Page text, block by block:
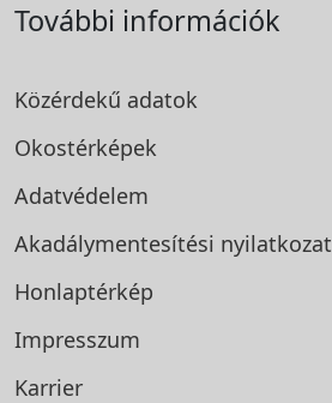
További információk
Közérdekű adatok
Okostérképek
Adatvédelem
Akadálymentesítési nyilatkozat
Honlaptérkép
Impresszum
Karrier